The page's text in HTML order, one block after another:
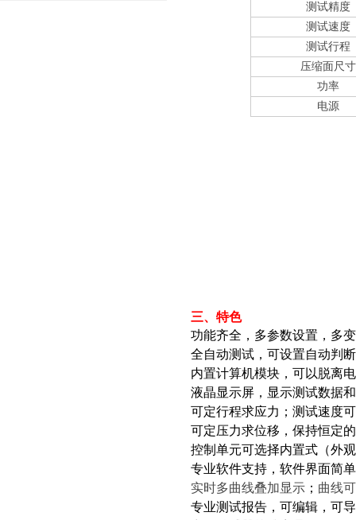
测试精度
测试速度
测试行程
压缩面尺寸
功率
电源
三、特色
功能齐全，多参数设置，多
全自动测试，可设置自动判
内置计算机模块，可以脱离
液晶显示屏，显示测试数据
可定行程求应力；测试速度
可定压力求位移，保持恒定
控制单元可选择内置式（外
专业软件支持，软件界面简
实时多曲线叠加显示 ； 曲线
专业测试报告，可编辑，可